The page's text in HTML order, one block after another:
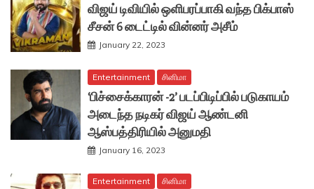
விஜய் டிவியில் ஒளிபரப்பாகி வந்த பிக்பாஸ்
சீசன் 6 டைட்டில் வின்னர் அசீம்
January 22, 2023
Entertainment சினிமா
‘பிச்சைக்காரன் -2’ படப்பிடிப்பில் படுகாயம்
அடைந்த நடிகர் விஜய் ஆண்டனி
ஆஸ்பத்திரியில் அனுமதி
January 16, 2023
Entertainment சினிமா